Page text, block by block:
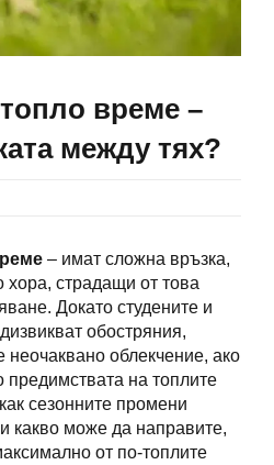
време –
между тях?
– имат сложна връзка,
хора, страдащи от това
Докато студените и
обостряния,
облекчение, ако
предимствата на топлите
сезонните промени
какво може да направите,
от по-топлите